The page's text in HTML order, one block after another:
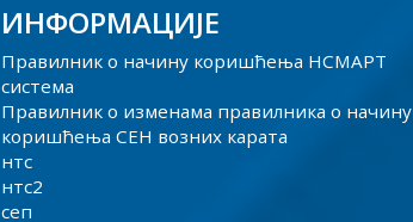
ИНФОРМАЦИЈЕ
Правилник о начину коришћења НСМАРТ
система
Правилник о изменама правилника о начину
коришћења СЕН возних карата
нтс
нтс2
сеп